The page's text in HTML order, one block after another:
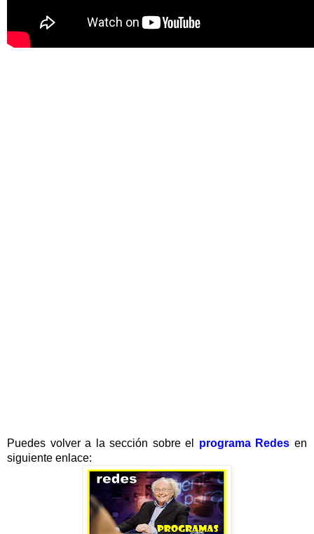
Puedes volver a la sección sobre el programa Redes en
siguiente enlace: